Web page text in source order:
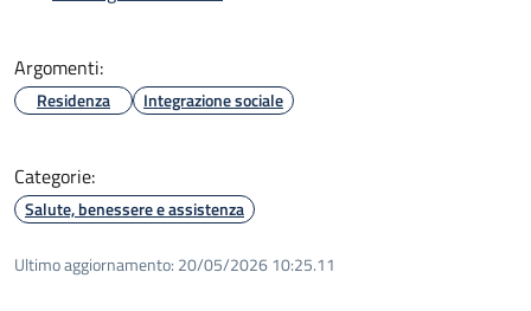
Argomenti:
Residenza Integrazione sociale
Categorie:
Salute, benessere e assistenza
Ultimo aggiornamento: 20/05/2026 10:25.11